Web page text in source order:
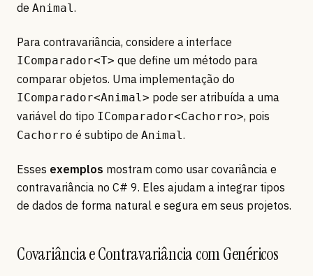
de Animal.
Para contravariância, considere a interface
IComparador<T> que define um método para
comparar objetos. Uma implementação do
IComparador<Animal> pode ser atribuída a uma
variável do tipo IComparador<Cachorro>, pois
Cachorro é subtipo de Animal.
Esses exemplos mostram como usar covariância e
contravariância no C# 9. Eles ajudam a integrar tipos
de dados de forma natural e segura em seus projetos.
Covariância e Contravariância com Genéricos